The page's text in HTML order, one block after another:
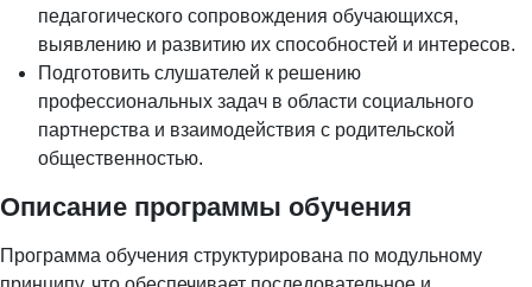
педагогического сопровождения обучающихся,
выявлению и развитию их способностей и интересов.
Подготовить слушателей к решению
профессиональных задач в области социального
партнерства и взаимодействия с родительской
общественностью.
Описание программы обучения
Программа обучения структурирована по модульному